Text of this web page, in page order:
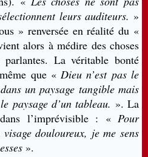
leurs auditeurs. »
» renversée en réalité du «
alors à médire des choses
parlantes. La véritable bonté
que «Dieu n’est pas le
un paysage tangible mais
paysage d’un tableau. ». La
l’imprévisible : « Pour
douloureux, je me sens
».